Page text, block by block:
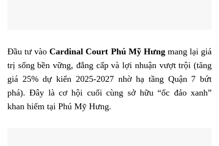
Đầu tư vàoCardinal Court Phú Mỹ Hưngmang lại giá
trị sống bền vững, đẳng cấp và lợi nhuận vượt trội (tăng
giá 25% dự kiến 2025-2027 nhờ hạ tầng Quận 7 bứt
phá). Đây là cơ hội cuối cùng sở hữu “ốc đảo xanh”
khan hiếm tại Phú Mỹ Hưng.